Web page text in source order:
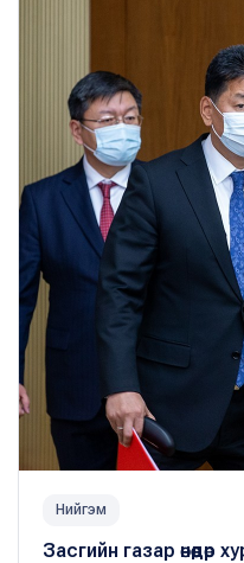
Нийгэм
Засгийн газар